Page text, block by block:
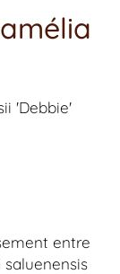
'Debbie'
entre
saluenensis